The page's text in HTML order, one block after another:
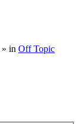
» in Off Topic